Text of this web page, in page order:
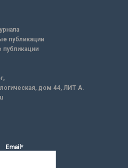
публикации
публикации
дом 44, ЛИТ А.
Email*